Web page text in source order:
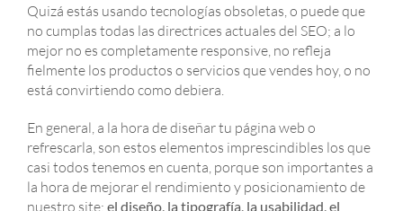
Quizá estás usando tecnologías obsoletas, o puede que
no cumplas todas las directrices actuales del SEO; a lo
mejor no es completamente responsive, no refleja
fielmente los productos o servicios que vendes hoy, o no
está convirtiendo como debiera.
En general, a la hora de diseñar tu página web o
refrescarla, son estos elementos imprescindibles los que
casi todos tenemos en cuenta, porque son importantes a
la hora de mejorar el rendimiento y posicionamiento de
nuestro site: el diseño, la tipografía, la usabilidad, el